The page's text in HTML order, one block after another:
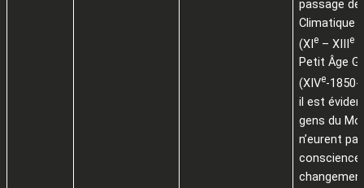
passage de
Climatique
(XIe – XIIIe
Petit Âge
(XIVe-1850-
il est
gens du
n’eurent
conscience